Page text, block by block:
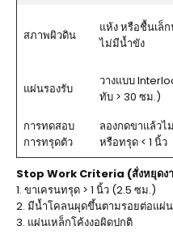
สภาพผิวดิน
แห้ง หรือชื้นเล็
ไม่มีน้ำขัง
แผ่นรองรับ
วางแบบ
ทับ > 30 ซม.)
การทดสอบ
การทรุดตัว
ลองกดขาแล้วไ
หรือทรุด < 1 นิ้ว
Stop Work Criteria (สั่งหยุดง
1. ขาเครนทรุด > 1 นิ้ว (2.5 ซม.)
2. มีน้ำโคลนผุดขึ้นตามรอยต่อแผ่
3. แผ่นเหล็กโค้งงอผิดปกติ